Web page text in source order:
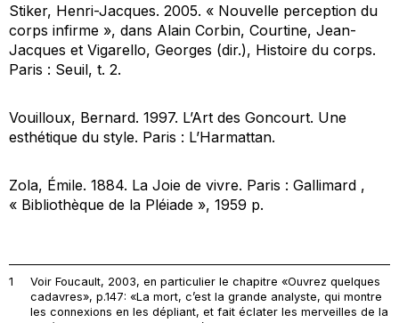
Stiker, Henri-Jacques. 2005. « Nouvelle perception du
corps infirme », dans Alain Corbin, Courtine, Jean-
Jacques et Vigarello, Georges (dir.), Histoire du corps.
Paris : Seuil, t. 2.
Vouilloux, Bernard. 1997. L’Art des Goncourt. Une
esthétique du style. Paris : L’Harmattan.
Zola, Émile. 1884. La Joie de vivre. Paris : Gallimard ,
« Bibliothèque de la Pléiade », 1959 p.
1
Voir Foucault, 2003, en particulier le chapitre «Ouvrez quelques
cadavres», p.147: «La mort, c’est la grande analyste, qui montre
les connexions en les dépliant, et fait éclater les merveilles de la